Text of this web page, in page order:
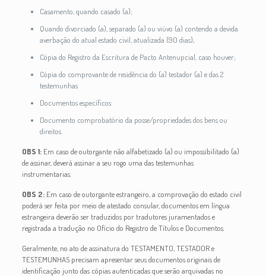
Casamento, quando casado (a);
Quando divorciado (a), separado (a) ou viúvo (a) contendo a devida
averbação do atual estado civil, atualizada (90 dias);
Cópia do Registro da Escritura de Pacto Antenupcial, caso houver;
Cópia do comprovante de residência do (a) testador (a) e das 2
testemunhas
Documentos específicos:
Documento comprobatório da posse/propriedades dos bens ou
direitos.
OBS 1: Em caso de outorgante não alfabetizado (a) ou impossibilitado (a)
de assinar, deverá assinar a seu rogo uma das testemunhas
instrumentarias.
OBS 2: Em caso de outorgante estrangeiro, a comprovação do estado civil
poderá ser feita por meio de atestado consular, documentos em língua
estrangeira deverão ser traduzidos por tradutores juramentados e
registrada a tradução no Ofício do Registro de Títulos e Documentos.
Geralmente, no ato de assinatura do TESTAMENTO, TESTADOR e
TESTEMUNHAS precisam apresentar seus documentos originais de
identificação junto das cópias autenticadas que serão arquivadas no